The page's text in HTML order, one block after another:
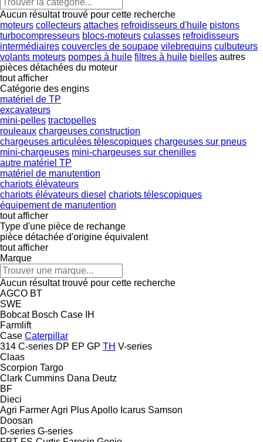
Aucun résultat trouvé pour cette recherche
moteurs collecteurs attaches refroidisseurs d'huile pistons
turbocompresseurs blocs-moteurs culasses refroidisseurs
intermédiaires couvercles de soupape vilebrequins culbuteurs
volants moteurs pompes à huile filtres à huile bielles autres
pièces détachées du moteur
tout afficher
Catégorie des engins
matériel de TP
excavateurs
mini-pelles tractopelles
rouleaux chargeuses construction
chargeuses articulées télescopiques chargeuses sur pneus
mini-chargeuses mini-chargeuses sur chenilles
autre matériel TP
matériel de manutention
chariots élévateurs
chariots élévateurs diesel chariots télescopiques
équipement de manutention
tout afficher
Type d'une pièce de rechange
pièce détachée d'origine équivalent
tout afficher
Marque
Aucun résultat trouvé pour cette recherche
AGCO BT
SWE
Bobcat Bosch Case IH
Farmlift
Case Caterpillar
314 C-series DP EP GP TH V-series
Claas
Scorpion Targo
Clark Cummins Dana Deutz
BF
Dieci
Agri FarmerAgri PlusApollo Icarus Samson
Doosan
D-series G-series